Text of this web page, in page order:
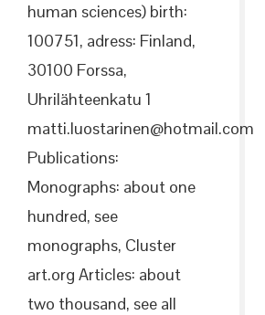
human sciences) birth:
100751, adress: Finland,
30100 Forssa,
Uhrilähteenkatu 1
matti.luostarinen@hotmail.com
Publications:
Monographs: about one
hundred, see
monographs, Cluster
art.org Articles: about
two thousand, see all